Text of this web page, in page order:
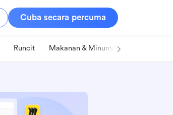
Cuba secara percuma
Runcit Makanan & Minuman